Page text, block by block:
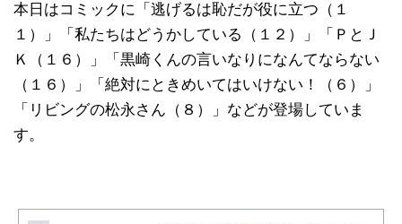
本日はコミックに「逃げるは恥だが役に立つ（１
１）」「私たちはどうかしている（１２）」「ＰとＪ
Ｋ（１６）」「黒崎くんの言いなりになんてならない
（１６）」「絶対にときめいてはいけない！（６）」
「リビングの松永さん（８）」などが登場していま
す。